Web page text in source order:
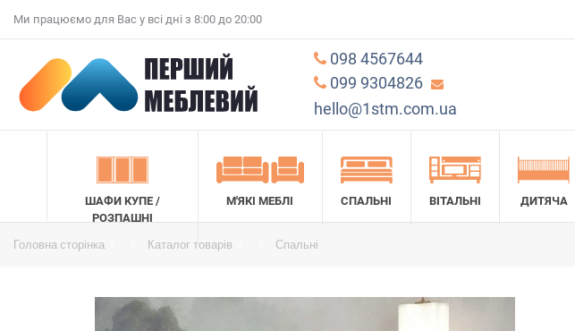
Ми працюємо для Вас у всі дні з 8:00 до 20:00
098 4567644
099 9304826
hello@1stm.com.ua
ШАФИ КУПЕ /
РОЗПАШНІ
М'ЯКІ МЕБЛІ СПАЛЬНІ ВІТАЛЬНІ ДИТЯЧА
Головна сторінка Каталог товарів Спальні